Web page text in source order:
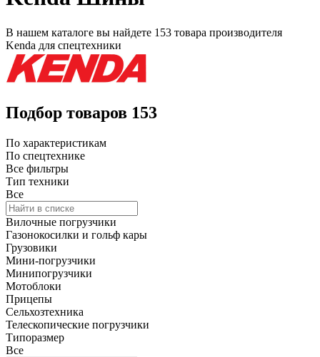
В нашем каталоге вы найдете 153 товара производителя
Kenda для спецтехники
Подбор товаров 153
По характеристикам
По спецтехнике
Все фильтры
Тип техники
Все
Вилочные погрузчики
Газонокосилки и гольф кары
Грузовики
Мини-погрузчики
Минипогрузчики
Мотоблоки
Прицепы
Сельхозтехника
Телескопические погрузчики
Типоразмер
Все